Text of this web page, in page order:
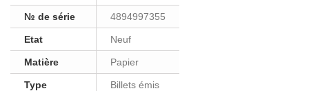
№ de série 4894997355
Etat Neuf
Matière Papier
Type Billets émis